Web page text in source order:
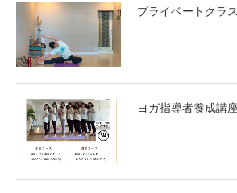
プライベートクラス
ヨガ指導者養成講